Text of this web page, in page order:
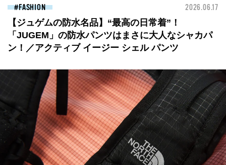
FASHION 2026.06.17
【ジュゲムの防水名品】“最高の日常着”！
「JUGEM」の防水パンツはまさに大人なシャカパ
ン！／アクティブ イージー シェル パンツ